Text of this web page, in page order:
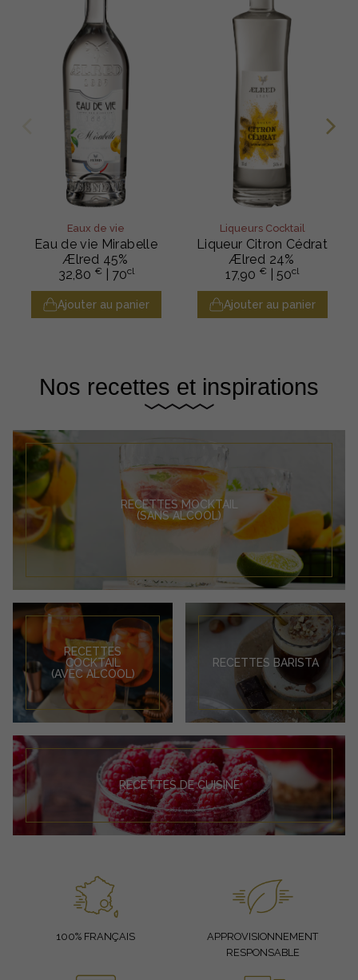
Eaux de vie
Eau de vie Mirabelle
Ælred 45%
32,80 € | 70cl
Ajouter au panier
Liqueurs Cocktail
Liqueur Citron Cédrat
Ælred 24%
17,90 € | 50cl
Ajouter au panier
Nos recettes et inspirations
RECETTES MOCKTAIL
(SANS ALCOOL)
RECETTES
COCKTAIL
(AVEC ALCOOL)
RECETTES BARISTA
RECETTES DE CUISINE
100% FRANÇAIS
APPROVISIONNEMENT
RESPONSABLE